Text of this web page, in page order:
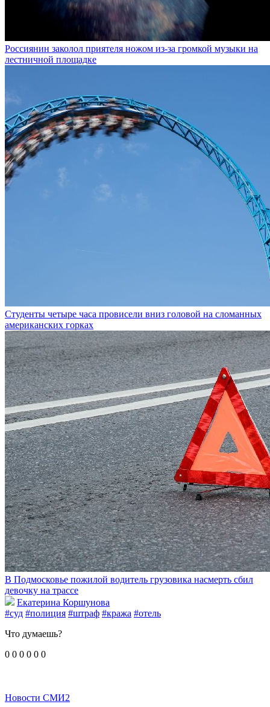
Россиянин заколол приятеля ножом из-за громкой музыки на
лестничной площадке
Студенты четыре часа провисели вниз головой на сломанных
американских горках
В Подмосковье пожилой водитель грузовика насмерть сбил
девочку на трассе
Екатерина Коршунова
#суд #полиция #штраф #кража #отель
Что думаешь?
0 0 0 0 0 0
Новости СМИ2